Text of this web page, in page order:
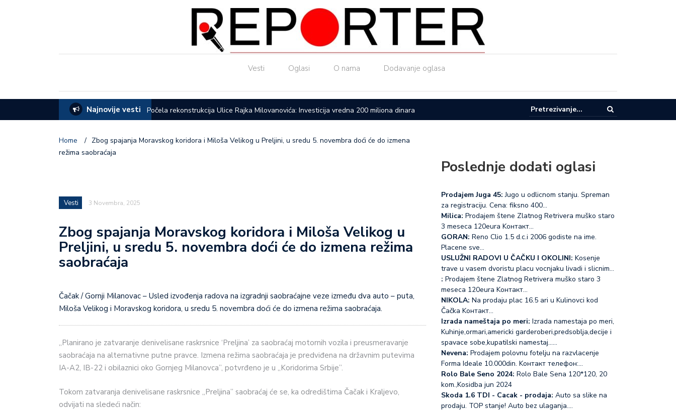
Vesti Oglasi O nama Dodavanje oglasa
Najnovije vesti Počela rekonstrukcija Ulice Rajka Milovanovića: Investicija vredna 200 miliona dinara Upućen apel za racionalnu potrošnju vode u Lučanima
Home / Zbog spajanja Moravskog koridora i Miloša Velikog u Preljini, u sredu 5. novembra doći će do izmena
režima saobraćaja
Vesti 3 Novembra, 2025
Zbog spajanja Moravskog koridora i Miloša Velikog u
Preljini, u sredu 5. novembra doći će do izmena režima
saobraćaja
Čačak / Gornji Milanovac – Usled izvođenja radova na izgradnji saobraćajne veze između dva auto – puta,
Miloša Velikog i Moravskog koridora, u sredu 5. novembra doći će do izmena režima saobraćaja.
„Planirano je zatvaranje denivelisane raskrsnice ‘Preljina’ za saobraćaj motornih vozila i preusmeravanje
saobraćaja na alternativne putne pravce. Izmena režima saobraćaja je predviđena na državnim putevima
IA-A2, IB-22 i obilaznici oko Gornjeg Milanovca”, potvrđeno je u „Koridorima Srbije”.
Tokom zatvaranja denivelisane raskrsnice „Preljina” saobraćaj će se, ka odredištima Čačak i Kraljevo,
odvijati na sledeći način:
Poslednje dodati oglasi
Prodajem Juga 45: Jugo u odlicnom stanju. Spreman
za registraciju. Cena: fiksno 400…
Milica: Prodajem štene Zlatnog Retrivera muško staro
3 meseca 120eura Koнтакт…
GORAN: Reno Clio 1.5 d.c.i 2006 godiste na ime.
Placene sve…
USLUŽNI RADOVI U ČAČKU I OKOLINI: Kosenje
trave u vasem dvoristu placu vocnjaku livadi i slicnim…
: Prodajem štene Zlatnog Retrivera muško staro 3
meseca 120eura Koнтакт…
NIKOLA: Na prodaju plac 16.5 ari u Kulinovci kod
Čačka Koнтакт…
Izrada nameštaja po meri: Izrada namestaja po meri,
Kuhinje,ormari,americki garderoberi,predsoblja,decije i
spavace sobe,kupatilski namestaj...…
Nevena: Prodajem polovnu fotelju na razvlacenje
Forma Ideale 10.000din. Koнтакт телефон:…
Rolo Bale Seno 2024: Rolo Bale Sena 120*120, 20
kom.,Kosidba jun 2024
Skoda 1.6 TDI - Cacak - prodaja: Auto sa slike na
prodaju. TOP stanje! Auto bez ulaganja.…